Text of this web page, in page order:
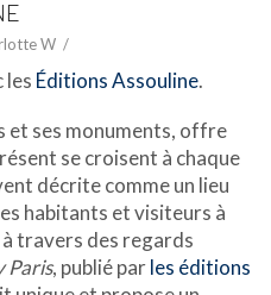
W /
les Éditions Assouline.
et ses monuments, offre
se croisent à chaque
décrite comme un lieu
habitants et visiteurs à
travers des regards
Paris, publié parles éditions